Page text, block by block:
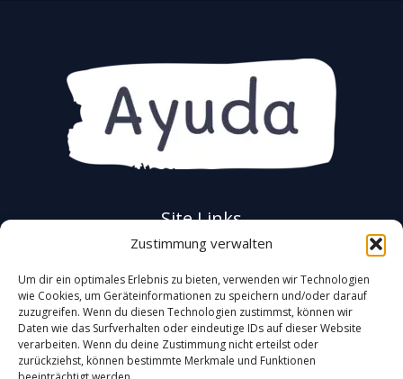
Zustimmung verwalten
Um dir ein optimales Erlebnis zu bieten, verwenden wir Technologien
wie Cookies, um Geräteinformationen zu speichern und/oder darauf
zuzugreifen. Wenn du diesen Technologien zustimmst, können wir
Daten wie das Surfverhalten oder eindeutige IDs auf dieser Website
verarbeiten. Wenn du deine Zustimmung nicht erteilst oder
zurückziehst, können bestimmte Merkmale und Funktionen
Site Links
Datenschutz
Impressum
Lieferbedingungen/Versandinformationen
Wiederrufsbelehrung
AGB
Cookie-Richtlinie (EU)